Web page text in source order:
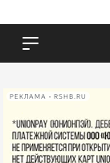
РЕКЛАМА • RSHB.RU